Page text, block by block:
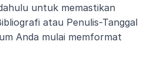
untuk memastikan
atau Penulis-Tanggal
Anda mulai memformat